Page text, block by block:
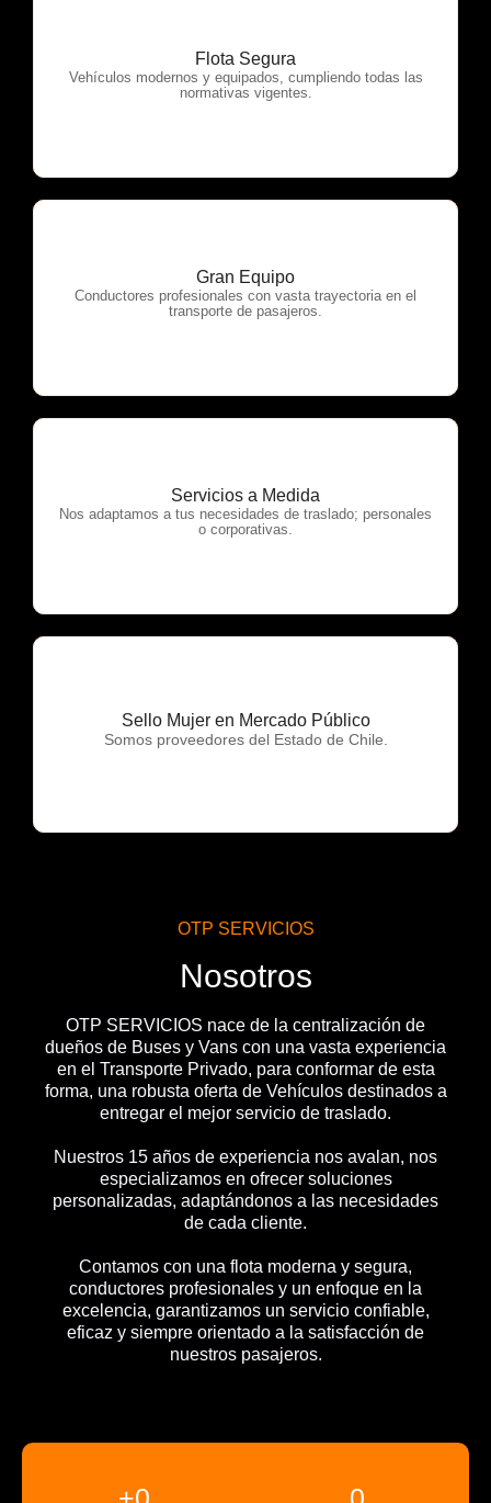
Flota Segura
Vehículos modernos y equipados, cumpliendo todas las
normativas vigentes.
OTP Servicios
Gran Equipo
Conductores profesionales con vasta trayectoria en el
transporte de pasajeros.
OTP Servicios
Servicios a Medida
Nos adaptamos a tus necesidades de traslado; personales
o corporativas.
OTP Servicios
Sello Mujer en Mercado Público
Somos proveedores del Estado de Chile.
OTP Servicios
OTP SERVICIOS
Nosotros
OTP SERVICIOS nace de la centralización de
dueños de Buses y Vans con una vasta experiencia
en el Transporte Privado, para conformar de esta
forma, una robusta oferta de Vehículos destinados a
entregar el mejor servicio de traslado.
Nuestros 15 años de experiencia nos avalan, nos
especializamos en ofrecer soluciones
personalizadas, adaptándonos a las necesidades
de cada cliente.
Contamos con una flota moderna y segura,
conductores profesionales y un enfoque en la
excelencia, garantizamos un servicio confiable,
eficaz y siempre orientado a la satisfacción de
nuestros pasajeros.